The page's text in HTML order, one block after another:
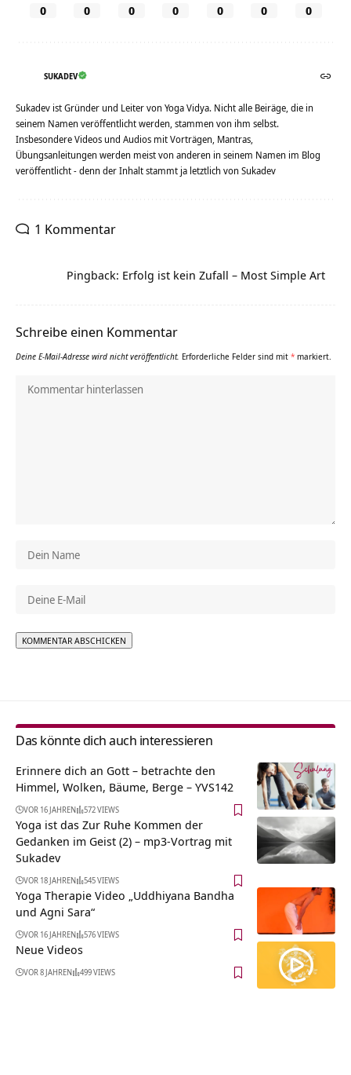
0 0 0 0 0 0 0
SUKADEV
Sukadev ist Gründer und Leiter von Yoga Vidya. Nicht alle Beiräge, die in
seinem Namen veröffentlicht werden, stammen von ihm selbst.
Insbesondere Videos und Audios mit Vorträgen, Mantras,
Übungsanleitungen werden meist von anderen in seinem Namen im Blog
veröffentlicht - denn der Inhalt stammt ja letztlich von Sukadev
1 Kommentar
Pingback: Erfolg ist kein Zufall – Most Simple Art
Schreibe einen Kommentar
Deine E-Mail-Adresse wird nicht veröffentlicht. Erforderliche Felder sind mit * markiert.
Das könnte dich auch interessieren
Erinnere dich an Gott – betrachte den
Himmel, Wolken, Bäume, Berge – YVS142
VOR 16 JAHREN 572 VIEWS
Yoga ist das Zur Ruhe Kommen der
Gedanken im Geist (2) – mp3-Vortrag mit
Sukadev
VOR 18 JAHREN 545 VIEWS
Yoga Therapie Video „Uddhiyana Bandha
und Agni Sara“
VOR 16 JAHREN 576 VIEWS
Neue Videos
VOR 8 JAHREN 499 VIEWS